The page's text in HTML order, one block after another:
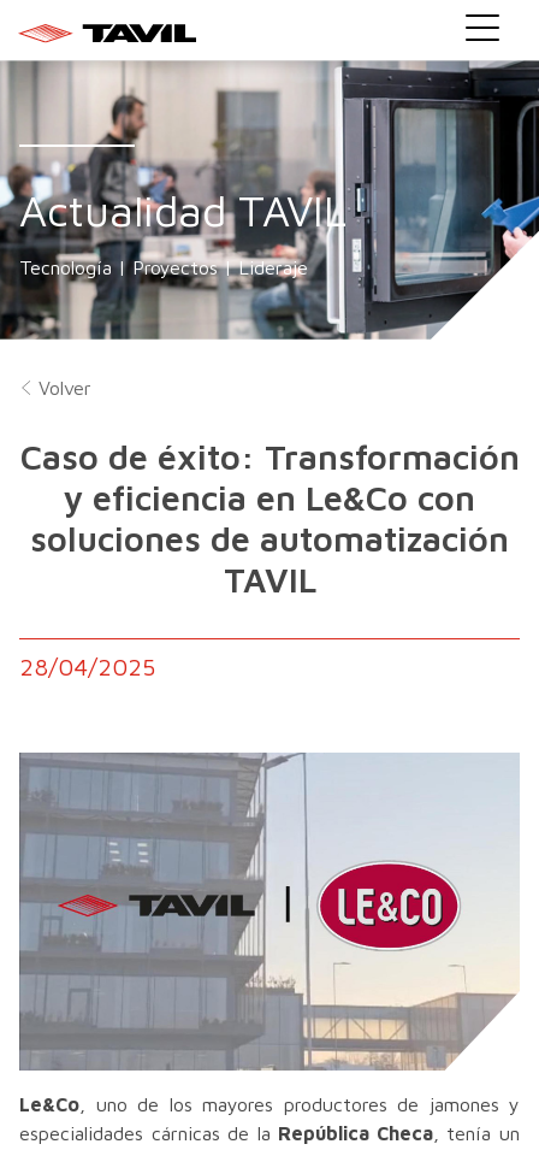
Actualidad TAVIL
Tecnología | Proyectos | Lideraje
Volver
Caso de éxito: Transformación
y eficiencia en Le&Co con
soluciones de automatización
TAVIL
28/04/2025
Le&Co , uno de los mayores productores de jamones y
especialidades cárnicas de la República Checa, tenía un